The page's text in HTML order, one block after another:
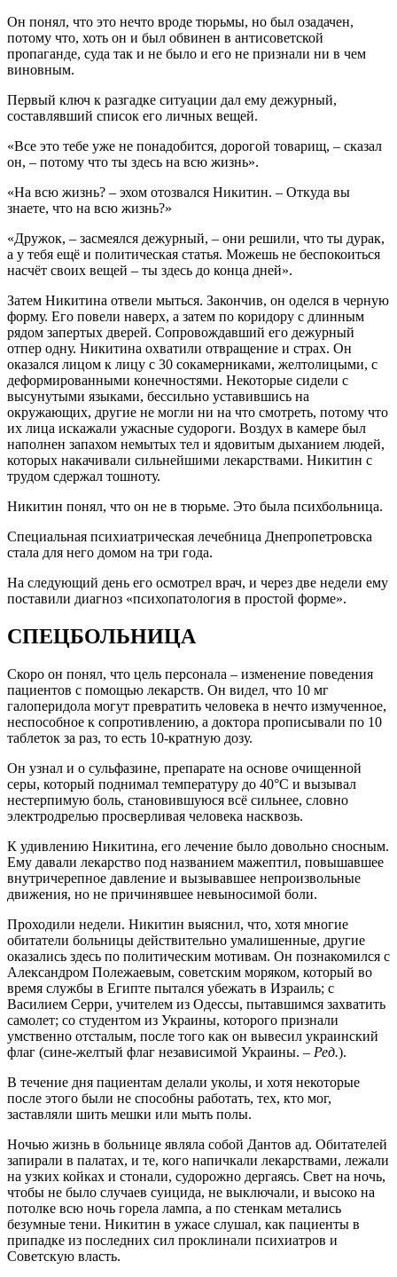
Он понял, что это нечто вроде тюрьмы, но был озадачен,
потому что, хоть он и был обвинен в антисоветской
пропаганде, суда так и не было и его не признали ни в чем
виновным.
Первый ключ к разгадке ситуации дал ему дежурный,
составлявший список его личных вещей.
«Все это тебе уже не понадобится, дорогой товарищ, – сказал
он, – потому что ты здесь на всю жизнь».
«На всю жизнь? – эхом отозвался Никитин. – Откуда вы
знаете, что на всю жизнь?»
«Дружок, – засмеялся дежурный, – они решили, что ты дурак,
а у тебя ещё и политическая статья. Можешь не беспокоиться
насчёт своих вещей – ты здесь до конца дней».
Затем Никитина отвели мыться. Закончив, он оделся в черную
форму. Его повели наверх, а затем по коридору с длинным
рядом запертых дверей. Сопровождавший его дежурный
отпер одну. Никитина охватили отвращение и страх. Он
оказался лицом к лицу с 30 сокамерниками, желтолицыми, с
деформированными конечностями. Некоторые сидели с
высунутыми языками, бессильно уставившись на
окружающих, другие не могли ни на что смотреть, потому что
их лица искажали ужасные судороги. Воздух в камере был
наполнен запахом немытых тел и ядовитым дыханием людей,
которых накачивали сильнейшими лекарствами. Никитин с
трудом сдержал тошноту.
Никитин понял, что он не в тюрьме. Это была психбольница.
Специальная психиатрическая лечебница Днепропетровска
стала для него домом на три года.
На следующий день его осмотрел врач, и через две недели ему
поставили диагноз «психопатология в простой форме».
СПЕЦБОЛЬНИЦА
Скоро он понял, что цель персонала – изменение поведения
пациентов с помощью лекарств. Он видел, что 10 мг
галоперидола могут превратить человека в нечто измученное,
неспособное к сопротивлению, а доктора прописывали по 10
таблеток за раз, то есть 10-кратную дозу.
Он узнал и о сульфазине, препарате на основе очищенной
серы, который поднимал температуру до 40°С и вызывал
нестерпимую боль, становившуюся всё сильнее, словно
электродрелью просверливая человека насквозь.
К удивлению Никитина, его лечение было довольно сносным.
Ему давали лекарство под названием мажептил, повышавшее
внутричерепное давление и вызывавшее непроизвольные
движения, но не причинявшее невыносимой боли.
Проходили недели. Никитин выяснил, что, хотя многие
обитатели больницы действительно умалишенные, другие
оказались здесь по политическим мотивам. Он познакомился с
Александром Полежаевым, советским моряком, который во
время службы в Египте пытался убежать в Израиль; с
Василием Серри, учителем из Одессы, пытавшимся захватить
самолет; со студентом из Украины, которого признали
умственно отсталым, после того как он вывесил украинский
флаг (сине-желтый флаг независимой Украины. – Ред.).
В течение дня пациентам делали уколы, и хотя некоторые
после этого были не способны работать, тех, кто мог,
заставляли шить мешки или мыть полы.
Ночью жизнь в больнице являла собой Дантов ад. Обитателей
запирали в палатах, и те, кого напичкали лекарствами, лежали
на узких койках и стонали, судорожно дергаясь. Свет на ночь,
чтобы не было случаев суицида, не выключали, и высоко на
потолке всю ночь горела лампа, а по стенкам метались
безумные тени. Никитин в ужасе слушал, как пациенты в
припадке из последних сил проклинали психиатров и
Советскую власть.